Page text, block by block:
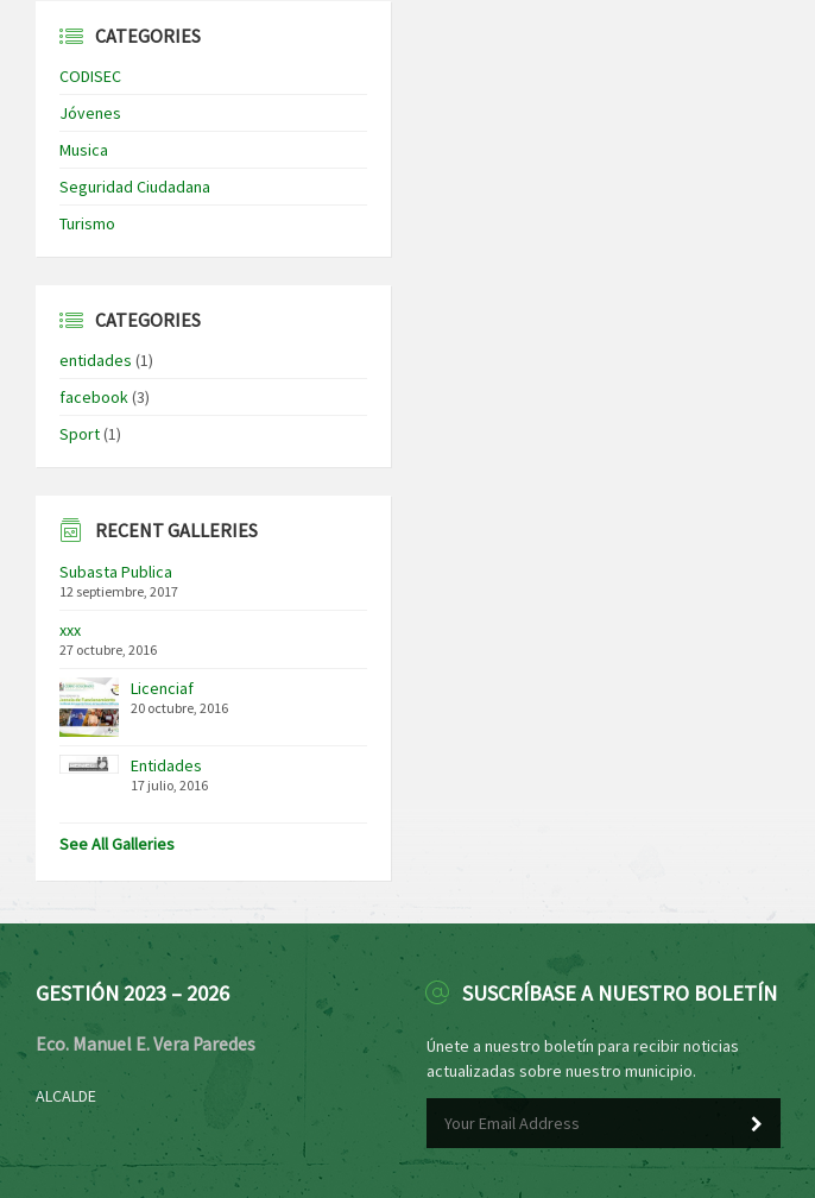
CATEGORIES
CODISEC
Jóvenes
Musica
Seguridad Ciudadana
Turismo
CATEGORIES
entidades (1)
facebook(3)
Sport(1)
RECENT GALLERIES
Subasta Publica
12 septiembre, 2017
xxx
27 octubre, 2016
Licenciaf
20 octubre, 2016
Entidades
17 julio, 2016
See All Galleries
GESTIÓN 2023 – 2026
Eco. Manuel E. Vera Paredes
ALCALDE
SUSCRÍBASE A NUESTRO BOLETÍN
Únete a nuestro boletín para recibir noticias
actualizadas sobre nuestro municipio.